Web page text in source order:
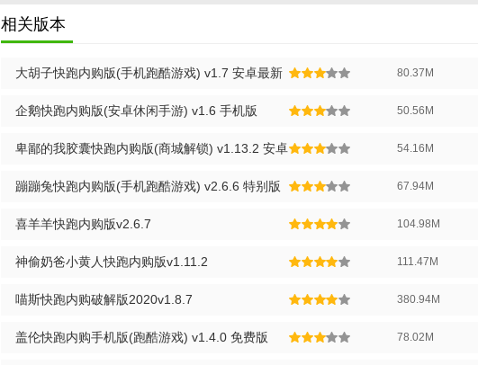
3. 关卡设计：关卡地形多样，障碍物丰富，玩家需灵活运用技能与道具突破挑战，解
3. 丰富音效：背景音乐轻快欢快，与场景完美配合，提升游戏体验。
4. 技能特效：角色技能释放时特效绚丽，如加速时的光影轨迹、护盾的透明屏障，视
5. 社交互动：支持好友邀请与高分挑战，玩家可分享游戏成果，增加互动性与趣味性。
【爱丽丝快跑内购版技巧】
1. 合理使用道具：在障碍密集或金币丰富的路段使用磁铁道具，快速收集资源；面对
避免被击退。
2. 技能释放时机：瞬移技能可用于穿越狭窄通道或躲避突发障碍，加速技能适合长距
相关版本
大胡子快跑内购版(手机跑酷游戏) v1.7 安卓最新 80.37M
企鹅快跑内购版(安卓休闲手游) v1.6 手机版 50.56M
卑鄙的我胶囊快跑内购版(商城解锁) v1.13.2 安卓 54.16M
蹦蹦兔快跑内购版(手机跑酷游戏) v2.6.6 特别版 67.94M
喜羊羊快跑内购版v2.6.7 104.98M
神偷奶爸小黄人快跑内购版v1.11.2 111.47M
喵斯快跑内购破解版2020v1.8.7 380.94M
盖伦快跑内购手机版(跑酷游戏) v1.4.0 免费版 78.02M